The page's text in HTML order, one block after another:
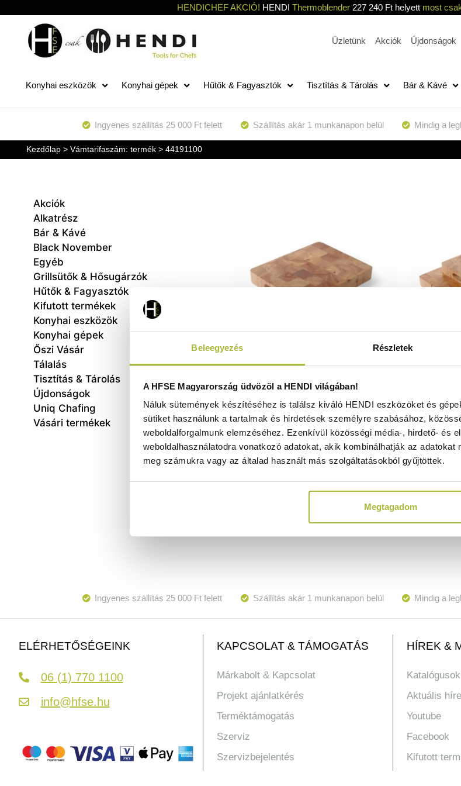
Beleegyezés Részletek
A HFSE Magyarország üdvözöl a HENDI világában!
Náluk sütemények készítéséhez is találsz kiváló HENDI eszközöket és
sütiket használunk a tartalmak és hirdetések személyre szabásához,
weboldalforgalmunk elemzéséhez. Ezenkívül közösségi média-, hirdető- és
weboldalhasználatodra vonatkozó adatokat, akik kombinálhatják az adatokat
meg számukra vagy az általad használt más szolgáltatásokból gyűjtöttek.
Megtagadom
HENDICHEF AKCIÓ! HENDI Thermoblender227 240 Ft helyett most
Üzletünk Akciók Újdonságok
Konyhai eszközök Konyhai gépek Hűtők & Fagyasztók Tisztítás & Tárolás Bár & Kávé
Ingyenes szállítás 25 000 Ft felett Szállítás akár 1 munkanapon belül Mindig a
Kezdőlap> Vámtarifaszám: termék > 44191100
Akciók
Alkatrész
Bár & Kávé
Black November
Egyéb
Grillsütők & Hősugárzók
Hűtők & Fagyasztók
Kifutott termékek
Konyhai eszközök
Konyhai gépek
Őszi Vásár
Tálalás
Tisztítás & Tárolás
Újdonságok
Uniq Chafing
Vásári termékek
Vágódeszka – GN 1/2 – Fa –
265x325x(H)45 mm - HENDI 506912
6.283Ft+ ÁFA) (
Ingyenes szállítás 25 000 Ft felett Szállítás akár 1 munkanapon belül Mindig a
ELÉRHETŐSÉGEINK
06 (1) 770 1100
info@hfse.hu
KAPCSOLAT & TÁMOGATÁS
Márkabolt & Kapcsolat
Projekt ajánlatkérés
Terméktámogatás
Szerviz
Szervizbejelentés
HÍREK &
Katalógusok
Aktuális
Youtube
Facebook
Kifutott